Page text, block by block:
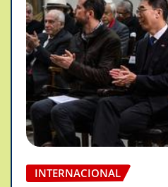
INTERNACIONAL